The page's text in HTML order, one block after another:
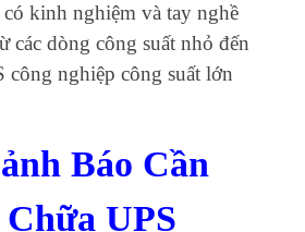
kinh nghiệm và tay nghề
các dòng công suất nhỏ đến
công nghiệp công suất lớn
Báo Cần
UPS